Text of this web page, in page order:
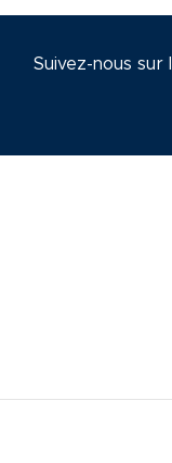
Suivez-nous sur